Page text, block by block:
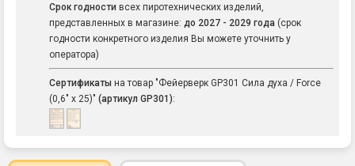
Срок годности всех пиротехнических изделий,
представленных в магазине: до 2027 - 2029 года (срок
годности конкретного изделия Вы можете уточнить у
оператора)
Сертификаты на товар "Фейерверк GP301 Сила духа / Force
(0,6" х 25)" (артикул GP301):